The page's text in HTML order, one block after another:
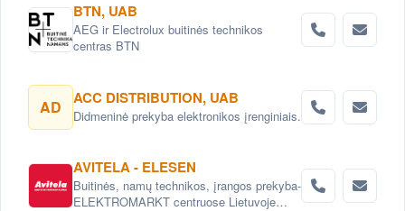
BTN, UAB
AEG ir Electrolux buitinės technikos
centras BTN
AD ACC DISTRIBUTION, UAB
Didmeninė prekyba elektronikos įrenginiais.
AVITELA - ELESEN
Buitinės, namų technikos, įrangos prekyba-
ELEKTROMARKT centruose Lietuvoje